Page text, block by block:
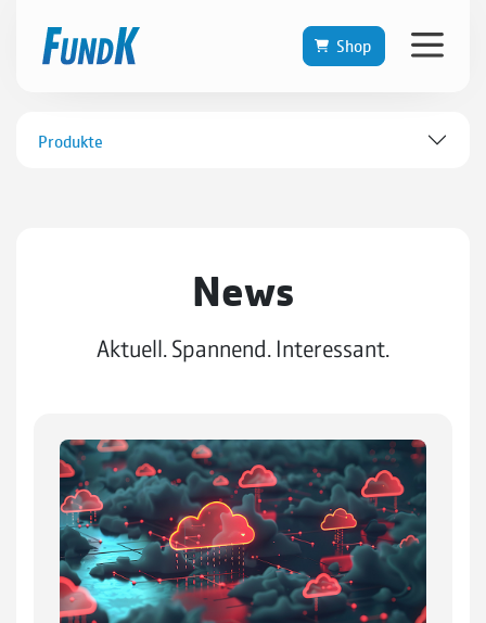
Shop
Produkte
News
Aktuell. Spannend. Interessant.